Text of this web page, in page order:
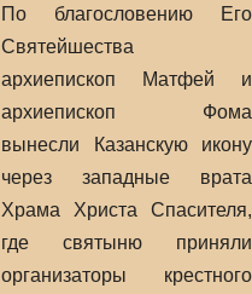
По благословению Его
Святейшества
архиепископ Матфей и
архиепископ Фома
вынесли Казанскую икону
через западные врата
Храма Христа Спасителя,
где святыню приняли
организаторы крестного